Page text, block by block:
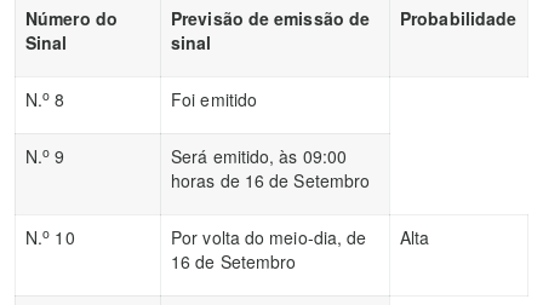
Número do
Sinal
Previsão de emissão de
sinal
Probabilidade
N.o 8 Foi emitido
N.o 9
Será emitido, às 09:00
horas de 16 de Setembro
N.o 10
Por volta do meio-dia, de
16 de Setembro
Alta